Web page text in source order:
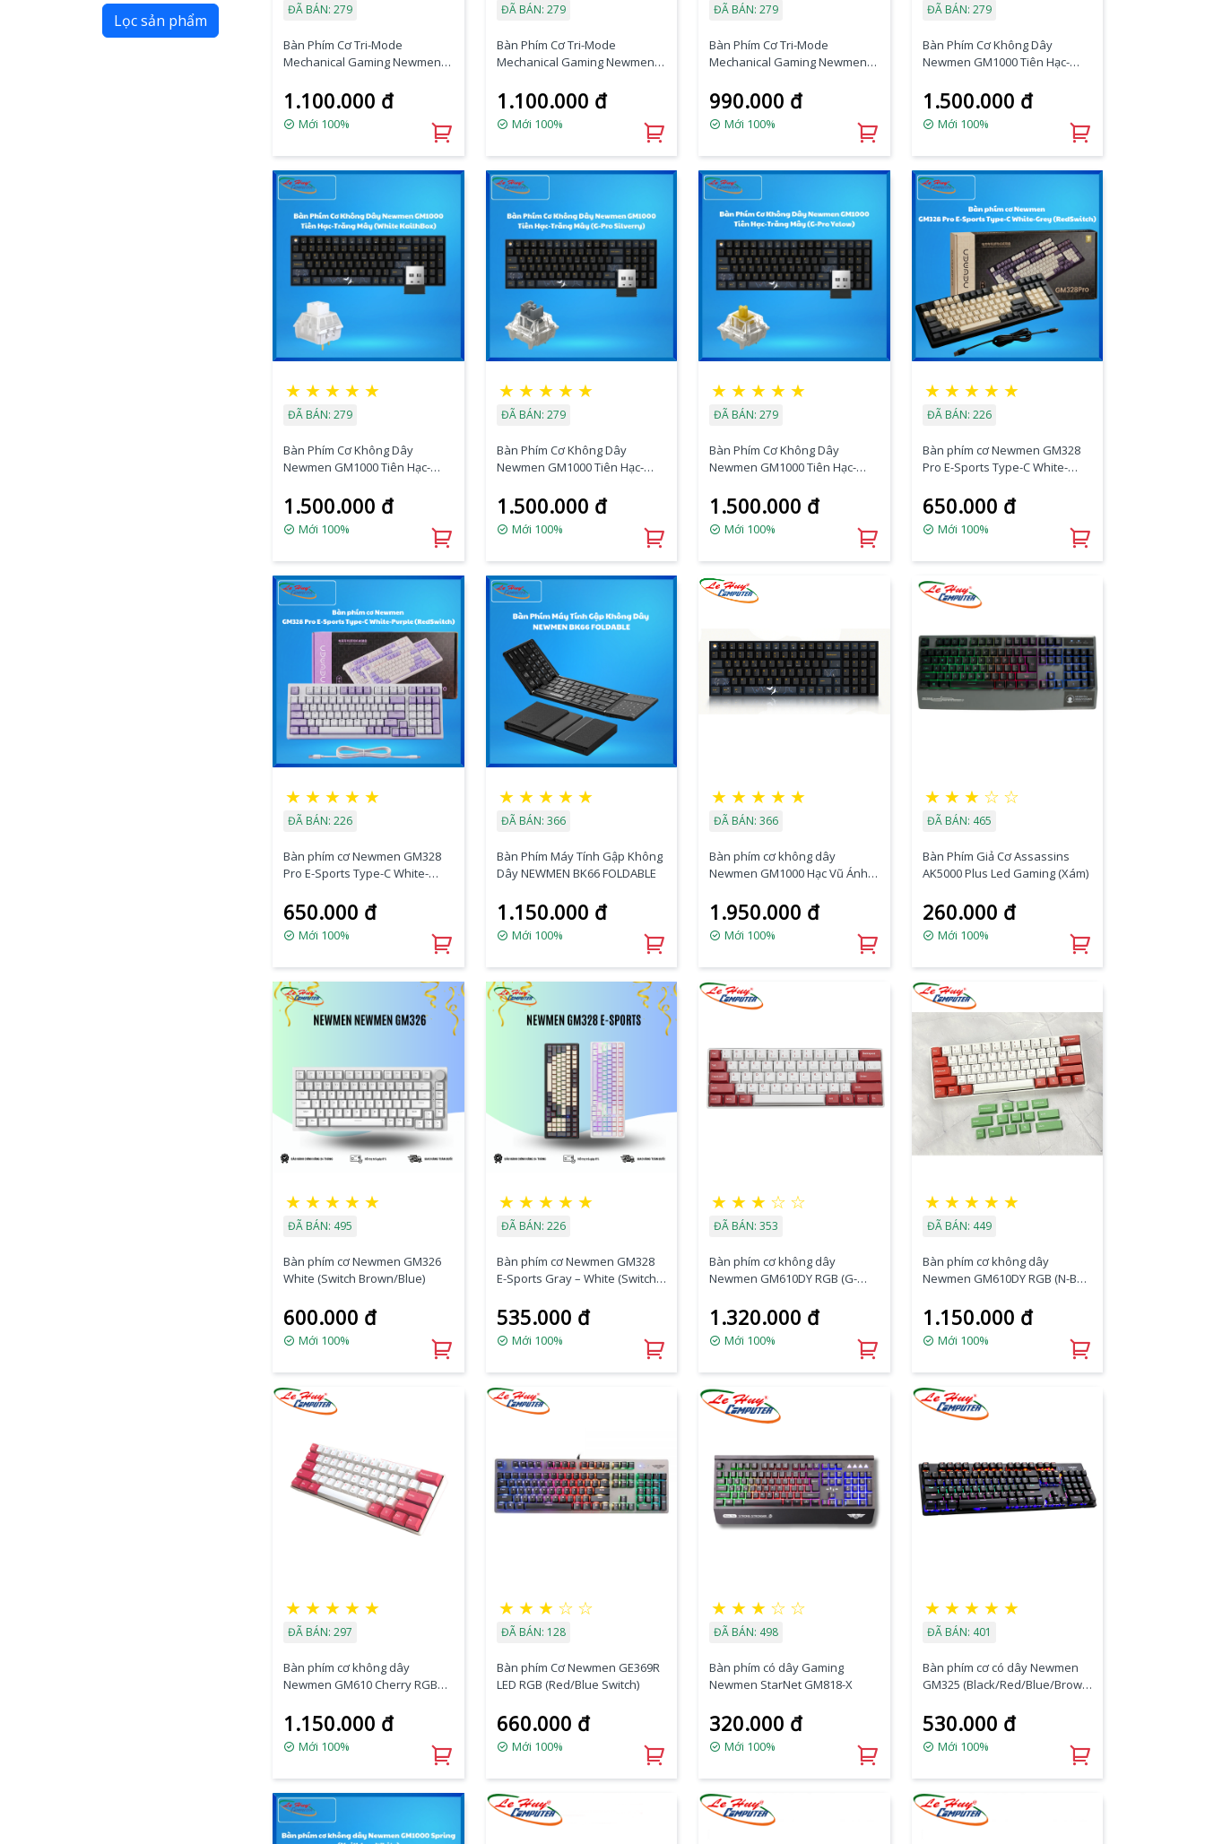
Lọc sản phẩm
ĐÃ BÁN: 279
Bàn Phím Cơ Tri-Mode
Mechanical Gaming Newmen
1.100.000 đ
Mới 100%
ĐÃ BÁN: 279
Bàn Phím Cơ Tri-Mode
Mechanical Gaming Newmen
1.100.000 đ
Mới 100%
ĐÃ BÁN: 279
Bàn Phím Cơ Tri-Mode
Mechanical Gaming Newmen
990.000 đ
Mới 100%
ĐÃ BÁN: 279
Bàn Phím Cơ Không Dây
Newmen GM1000 Tiên Hạc-
1.500.000 đ
Mới 100%
★ ★ ★ ★ ★
ĐÃ BÁN: 279
Bàn Phím Cơ Không Dây
Newmen GM1000 Tiên Hạc-
1.500.000 đ
Mới 100%
★ ★ ★ ★ ★
ĐÃ BÁN: 279
Bàn Phím Cơ Không Dây
Newmen GM1000 Tiên Hạc-
1.500.000 đ
Mới 100%
★ ★ ★ ★ ★
ĐÃ BÁN: 279
Bàn Phím Cơ Không Dây
Newmen GM1000 Tiên Hạc-
1.500.000 đ
Mới 100%
★ ★ ★ ★ ★
ĐÃ BÁN: 226
Bàn phím cơ Newmen GM328
Pro E-Sports Type-C White-
650.000 đ
Mới 100%
★ ★ ★ ★ ★
ĐÃ BÁN: 226
Bàn phím cơ Newmen GM328
Pro E-Sports Type-C White-
650.000 đ
Mới 100%
★ ★ ★ ★ ★
ĐÃ BÁN: 366
Bàn Phím Máy Tính Gập Không
Dây NEWMEN BK66 FOLDABLE
1.150.000 đ
Mới 100%
★ ★ ★ ★ ★
ĐÃ BÁN: 366
Bàn phím cơ không dây
Newmen GM1000 Hạc Vũ Ánh
1.950.000 đ
Mới 100%
★ ★ ★ ☆ ☆
ĐÃ BÁN: 465
Bàn Phím Giả Cơ Assassins
AK5000 Plus Led Gaming (Xám)
260.000 đ
Mới 100%
★ ★ ★ ★ ★
ĐÃ BÁN: 495
Bàn phím cơ Newmen GM326
White (Switch Brown/Blue)
600.000 đ
Mới 100%
★ ★ ★ ★ ★
ĐÃ BÁN: 226
Bàn phím cơ Newmen GM328
E-Sports Gray – White (Switch
535.000 đ
Mới 100%
★ ★ ★ ☆ ☆
ĐÃ BÁN: 353
Bàn phím cơ không dây
Newmen GM610DY RGB (G-
1.320.000 đ
Mới 100%
★ ★ ★ ★ ★
ĐÃ BÁN: 449
Bàn phím cơ không dây
Newmen GM610DY RGB (N-Box
1.150.000 đ
Mới 100%
★ ★ ★ ★ ★
ĐÃ BÁN: 297
Bàn phím cơ không dây
Newmen GM610 Cherry RGB
1.150.000 đ
Mới 100%
★ ★ ★ ☆ ☆
ĐÃ BÁN: 128
Bàn phím Cơ Newmen GE369R
LED RGB (Red/Blue Switch)
660.000 đ
Mới 100%
★ ★ ★ ☆ ☆
ĐÃ BÁN: 498
Bàn phím có dây Gaming
Newmen StarNet GM818-X
320.000 đ
Mới 100%
★ ★ ★ ★ ★
ĐÃ BÁN: 401
Bàn phím cơ có dây Newmen
GM325 (Black/Red/Blue/Brown
530.000 đ
Mới 100%